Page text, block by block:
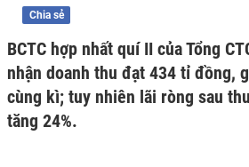
Chia sẻ
BCTC hợp nhất quí II của Tổng
nhận doanh thu đạt 434 tỉ đồng,
cùng kì; tuy nhiên lãi ròng sau
tăng 24%.